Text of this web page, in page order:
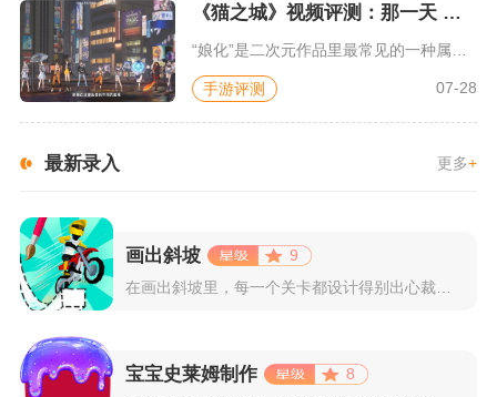
《猫之城》视频评测：那一天 我家的猫变成了猫娘
手游评测 07-28
最新录入 更多+
画出斜坡
9
宝宝史莱姆制作
8